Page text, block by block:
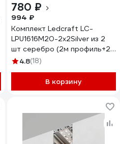
780 ₽
994 ₽
Комплект Ledcraft LC-
LPU1616M20-2x2Silver из 2
шт серебро (2м профиль+2м
рассеиватель+2 заглушки+2
4.8(18)
В корзину